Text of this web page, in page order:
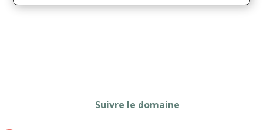
Suivre le domaine